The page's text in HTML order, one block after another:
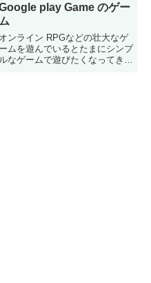
play Game のゲー
ム
オンライン RPGなどの壮大なゲ
ームを遊んでいるとたまにシンプ
ルなゲームで遊びたくなってきま